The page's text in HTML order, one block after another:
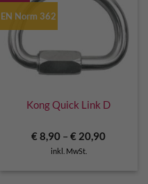
EN Norm 362
Kong Quick Link D
€8,90 – € 20,90
inkl. MwSt.